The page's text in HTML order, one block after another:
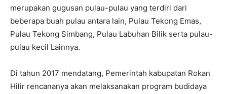
merupakan gugusan pulau-pulau yang terdiri dari
beberapa buah pulau antara lain, Pulau Tekong Emas,
Pulau Tekong Simbang, Pulau Labuhan Bilik serta pulau-
pulau kecil Lainnya.
Di tahun 2017 mendatang, Pemerintah kabupatan Rokan
Hilir rencananya akan melaksanakan program budidaya